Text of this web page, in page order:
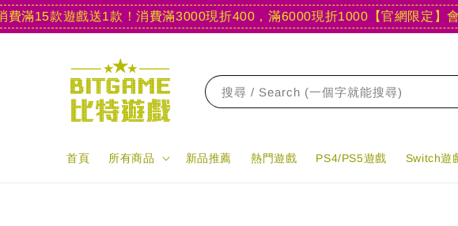
款遊戲送1款！消費滿3000現折400，滿6000現折1000【官網限定】會員累
搜尋 / Search (一個字就能搜尋)
首頁 所有商品 新品推薦 熱門遊戲 PS4/PS5遊戲 Switch遊